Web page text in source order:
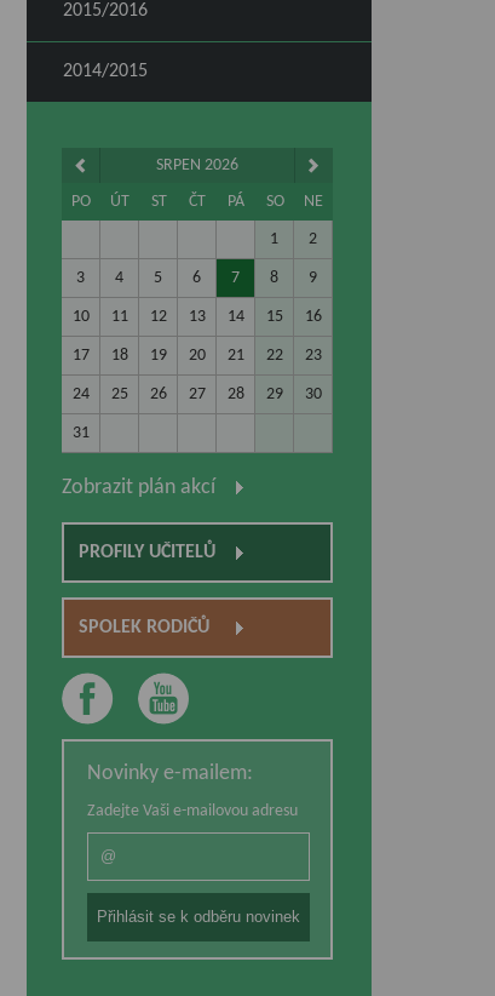
2015/2016
2014/2015
SRPEN 2026
PO
ÚT ST ČT PÁ SO NE
1 2
3 4 5 6 7 8 9
10 11 12 13 14 15 16
17 18 19 20 21 22 23
24 25 26 27 28 29 30
31
Zobrazit plán akcí
PROFILY UČITELŮ
SPOLEK RODIČŮ
Novinky e-mailem:
Zadejte Vaši e-mailovou adresu